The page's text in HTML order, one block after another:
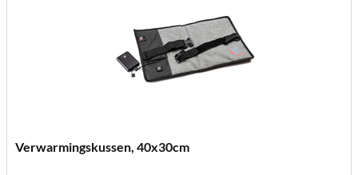
Verwarmingskussen, 40x30cm